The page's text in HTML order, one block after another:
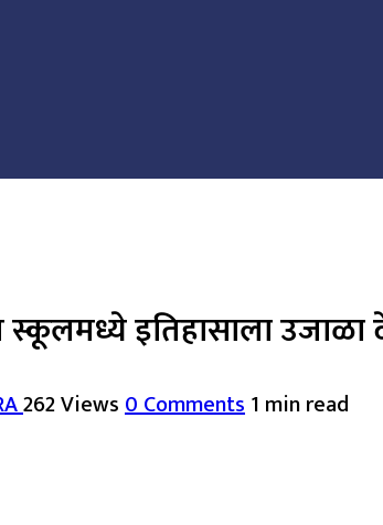
इतिहासाला उजाळा
262 Views0 Comments1 min read